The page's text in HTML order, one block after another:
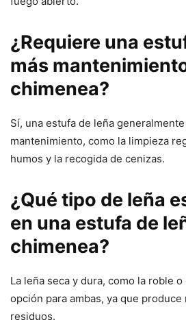
¿Requiere una
más
chimenea?
Sí, una estufa de leña
mantenimiento, como la limpieza
humos y la recogida de cenizas.
¿Qué tipo de leña
en una estufa de
chimenea?
La leña seca y dura, como la roble
opción para ambas, ya que produce
residuos.